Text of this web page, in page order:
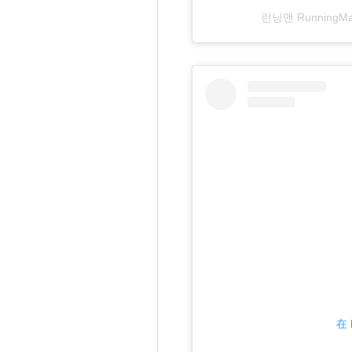
런닝맨
在